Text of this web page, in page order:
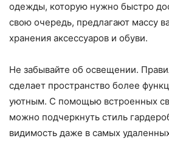
одежды, которую нужно быстро
свою очередь, предлагают массу
хранения аксессуаров и обуви.
Не забывайте об освещении.
сделает пространство более
уютным. С помощью встроенных
можно подчеркнуть стиль
видимость даже в самых